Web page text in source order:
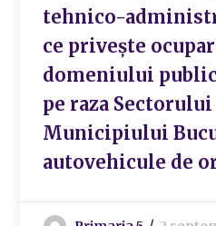
tehnico-
ce privește
domeniului
pe raza Sectorului
Municipiului
autovehicule de